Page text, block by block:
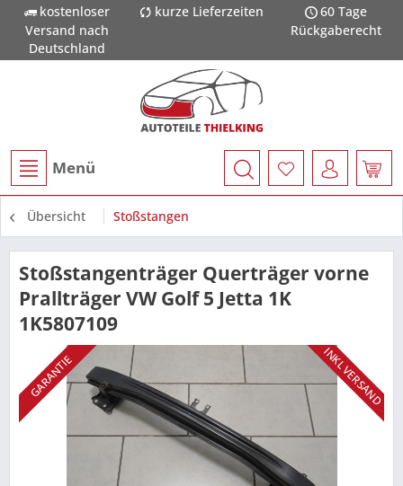
kostenloser
Versand nach
Deutschland
kurze Lieferzeiten
60 Tage
Rückgaberecht
Menü
Übersicht Stoßstangen
Stoßstangenträger Querträger vorne
Prallträger VW Golf 5 Jetta 1K
1K5807109
GARANTIE INKL VERSAND